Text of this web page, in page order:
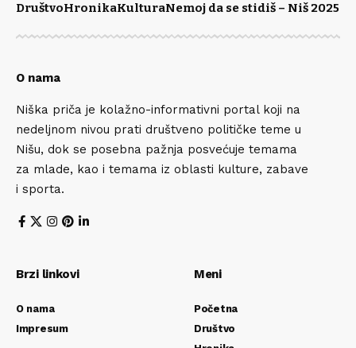
DruštvoHronikaKulturaNemoj da se stidiš – Niš 2025
O nama
Niška priča je kolažno-informativni portal koji na
nedeljnom nivou prati društveno političke teme u
Nišu, dok se posebna pažnja posvećuje temama
za mlade, kao i temama iz oblasti kulture, zabave
i sporta.
Brzi linkovi
O nama
Impresum
Meni
Početna
Društvo